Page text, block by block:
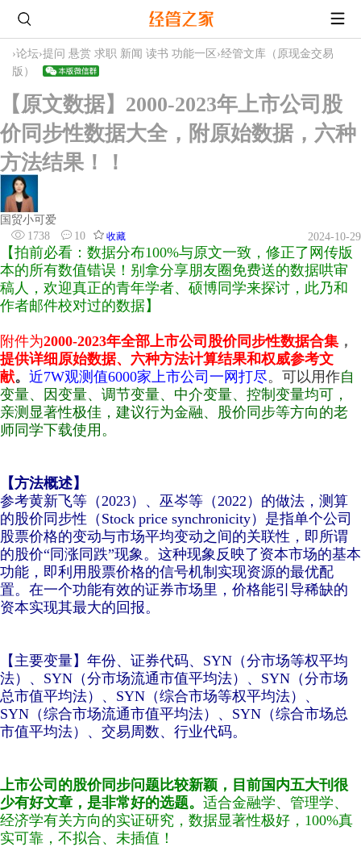
›论坛›提问 悬赏 求职 新闻 读书 功能一区 ›经管文库（原现金交易
版）
【原文数据】2000-2023年上市公司股
价同步性数据大全，附原始数据，六种
方法结果！！
国贸小可爱
1738
10 收藏 2024-10-29
【拍前必看：数据分布100%与原文一致，修正了网传版
本的所有数值错误！别拿分享朋友圈免费送的数据哄审
稿人，欢迎真正的青年学者、硕博同学来探讨，此乃和
作者邮件校对过的数据】
附件为2000-2023年全部上市公司 股价同步性数据合集 ，
提供详细原始数据、 六种方法计算结果和权威参考文
献。 近7W观测值6000家上市公司一网打尽。可以用作自
变量、因变量、调节变量、中介变量、控制变量均可，
亲测显著性极佳，建议行为金融、股价同步等方向的老
师同学下载使用。
【方法概述】
参考黄新飞等（2023）、巫岑等（2022）的做法，测算
的股价同步性（Stock price synchronicity）是指单个公司
股票价格的变动与市场平均变动之间的关联性，即所谓
的股价“同涨同跌”现象。这种现象反映了资本市场的基本
功能，即利用股票价格的信号机制实现资源的最优配
置。在一个功能有效的证券市场里，价格能引导稀缺的
资本实现其最大的回报。
【主要变量】年份、证券代码、SYN（分市场等权平均
法）、SYN（分市场流通市值平均法）、SYN（分市场
总市值平均法）、SYN（综合市场等权平均法）、
SYN（综合市场流通市值平均法）、SYN（综合市场总
市值平均法）、交易周数、行业代码。
上市公司的股价同步问题比较新颖，目前国内五大刊很
少有好文章，是非常好的选题。 适合金融学、管理学、
经济学有关方向的实证研究，数据显著性极好，100%真
实可靠，不拟合、未插值！